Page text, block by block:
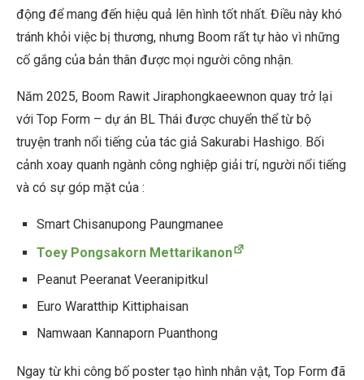
động để mang đến hiệu quả lên hình tốt nhất. Điều này khó
tránh khỏi việc bị thương, nhưng Boom rất tự hào vì những
cố gắng của bản thân được mọi người công nhận.
Năm 2025, Boom Rawit Jiraphongkaeewnon quay trở lại
với Top Form – dự án BL Thái được chuyển thể từ bộ
truyện tranh nổi tiếng của tác giả Sakurabi Hashigo. Bối
cảnh xoay quanh ngành công nghiệp giải trí, người nổi tiếng
và có sự góp mặt của :
Smart Chisanupong Paungmanee
Toey Pongsakorn Mettarikanon
Peanut Peeranat Veeranipitkul
Euro Waratthip Kittiphaisan
Namwaan Kannaporn Puanthong
Ngay từ khi công bố poster tạo hình nhân vật, Top Form đã